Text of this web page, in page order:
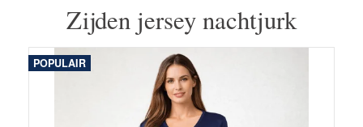
Zijden jersey nachtjurk
POPULAIR